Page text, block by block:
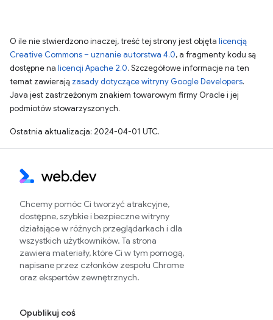
O ile nie stwierdzono inaczej, treść tej strony jest objęta licencją
Creative Commons – uznanie autorstwa 4.0, a fragmenty kodu są
dostępne na licencji Apache 2.0. Szczegółowe informacje na ten
temat zawierają zasady dotyczące witryny Google Developers.
Java jest zastrzeżonym znakiem towarowym firmy Oracle i jej
podmiotów stowarzyszonych.
Ostatnia aktualizacja: 2024-04-01 UTC.
Chcemy pomóc Ci tworzyć atrakcyjne,
dostępne, szybkie i bezpieczne witryny
działające w różnych przeglądarkach i dla
wszystkich użytkowników. Ta strona
zawiera materiały, które Ci w tym pomogą,
napisane przez członków zespołu Chrome
oraz ekspertów zewnętrznych.
Opublikuj coś